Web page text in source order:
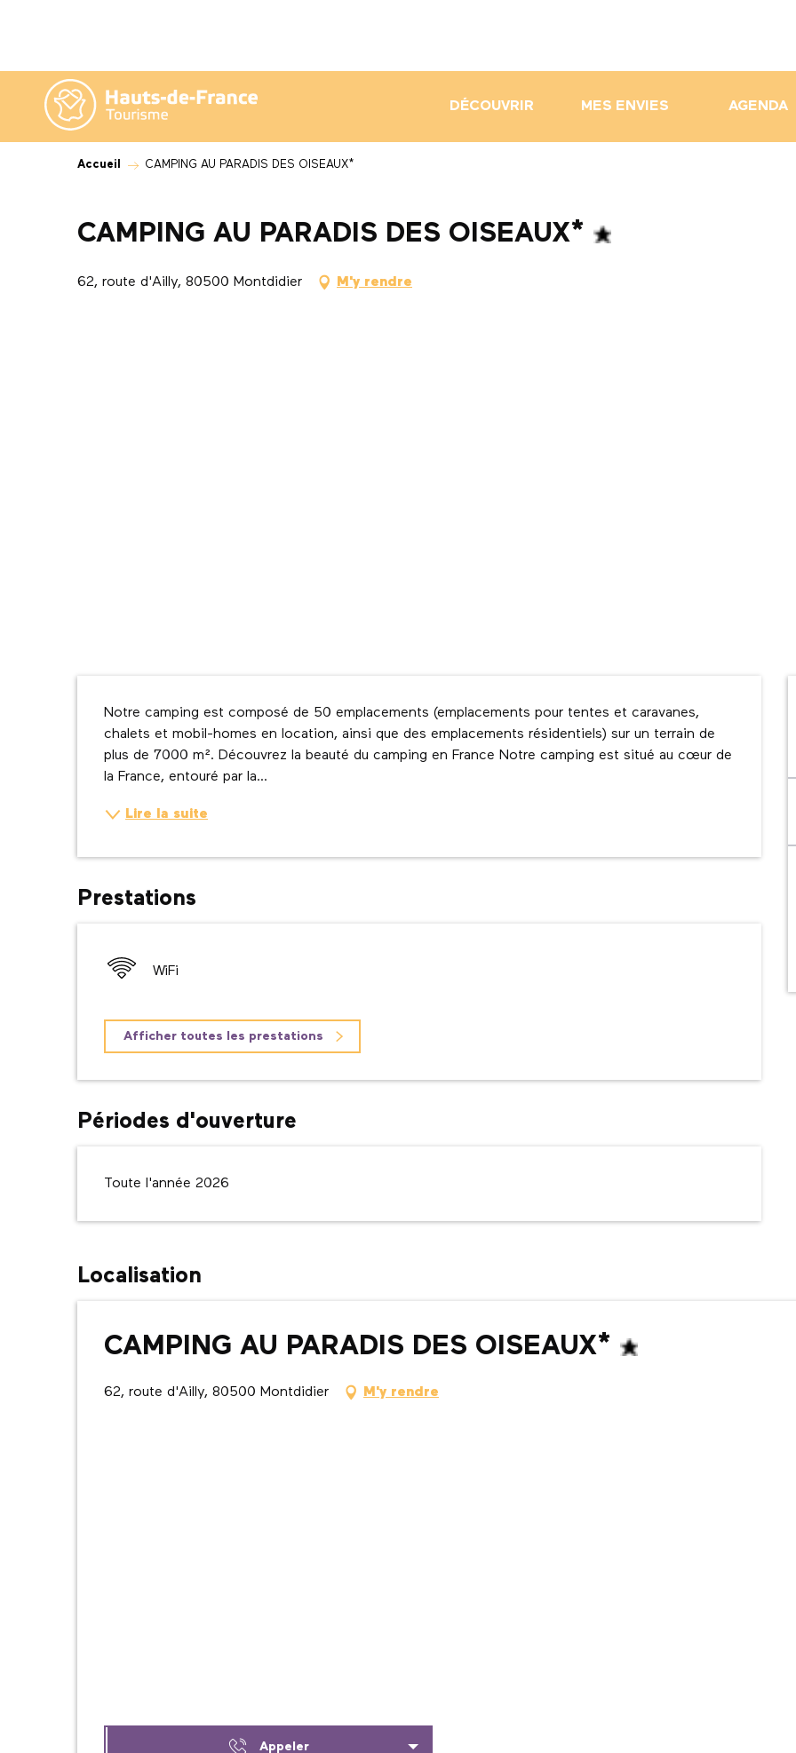
contenu
principal
DÉCOUVRIR MES ENVIES AGENDA
Accueil CAMPING AU PARADIS DES OISEAUX*
CAMPING AU PARADIS DES OISEAUX*
62, route d'Ailly, 80500 Montdidier M'y rendre
Description
Notre camping est composé de 50 emplacements (emplacements pour tentes et caravanes,
chalets et mobil-homes en location, ainsi que des emplacements résidentiels) sur un terrain de
plus de 7000 m². Découvrez la beauté du camping en France Notre camping est situé au cœur de
la France, entouré par la...
Lire la suite
Prestations
WiFi
Afficher toutes les prestations
Périodes d'ouverture
Toute l'année 2026
Localisation
CAMPING AU PARADIS DES OISEAUX*
62, route d'Ailly, 80500 Montdidier M'y rendre
Appeler